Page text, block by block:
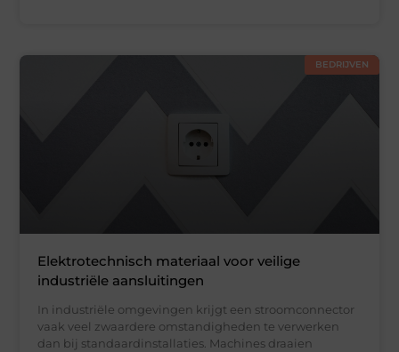
BEDRIJVEN
Elektrotechnisch materiaal voor veilige
industriële aansluitingen
In industriële omgevingen krijgt een stroomconnector
vaak veel zwaardere omstandigheden te verwerken
dan bij standaardinstallaties. Machines draaien